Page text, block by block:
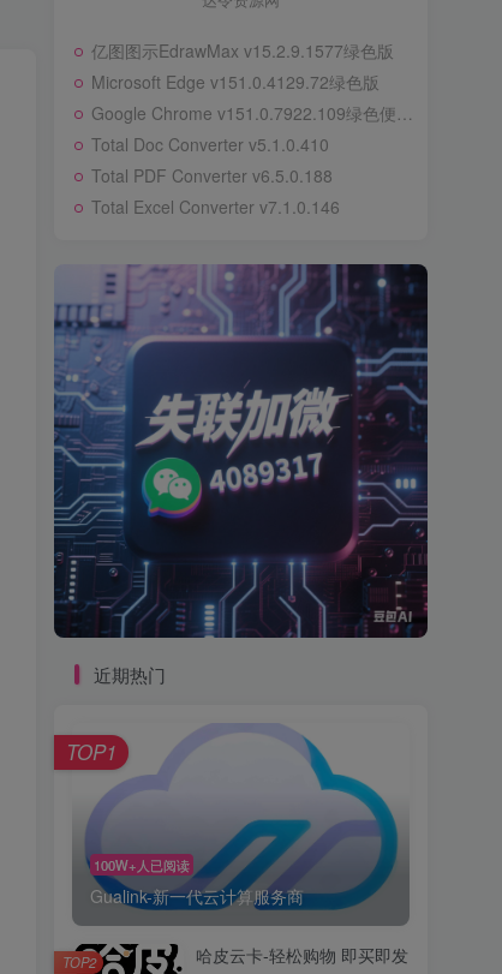
亿图图示EdrawMax v15.2.9.1577绿色版
Microsoft Edge v151.0.4129.72绿色版
Google Chrome v151.0.7922.109绿色便携版
Total Doc Converter v5.1.0.410
Total PDF Converter v6.5.0.188
Total Excel Converter v7.1.0.146
近期热门
100W+人已阅读
Gualink-新一代云计算服务商
TOP1
哈皮云卡-轻松购物 即买即发
TOP2